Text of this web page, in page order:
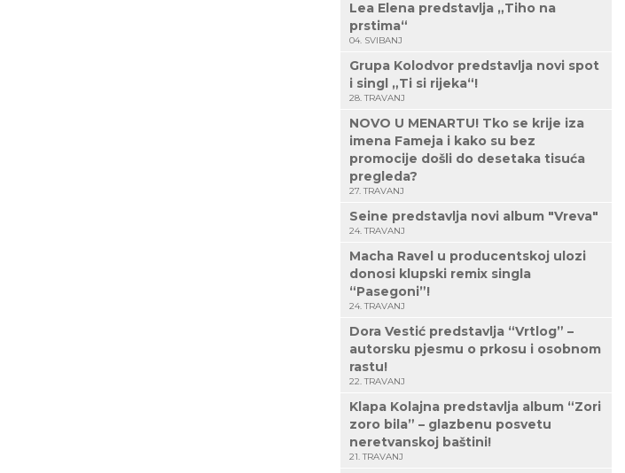
Lea Elena predstavlja „Tiho na
prstima“
04. SVIBANJ
Grupa Kolodvor predstavlja novi spot
i singl „Ti si rijeka“!
28. TRAVANJ
NOVO U MENARTU! Tko se krije iza
imena Fameja i kako su bez
promocije došli do desetaka tisuća
pregleda?
27. TRAVANJ
Seine predstavlja novi album "Vreva"
24. TRAVANJ
Macha Ravel u producentskoj ulozi
donosi klupski remix singla
“Pasegoni”!
24. TRAVANJ
Dora Vestić predstavlja “Vrtlog” –
autorsku pjesmu o prkosu i osobnom
rastu!
22. TRAVANJ
Klapa Kolajna predstavlja album “Zori
zoro bila” – glazbenu posvetu
neretvanskoj baštini!
21. TRAVANJ